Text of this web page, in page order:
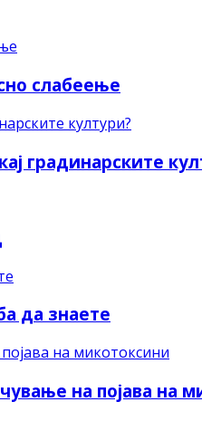
слабеење
градинарските
да знаете
на појава на